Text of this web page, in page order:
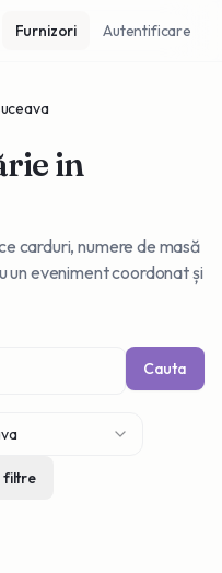
Furnizori Autentificare
in
carduri, numere de masă
eveniment coordonat și
Cauta
filtre